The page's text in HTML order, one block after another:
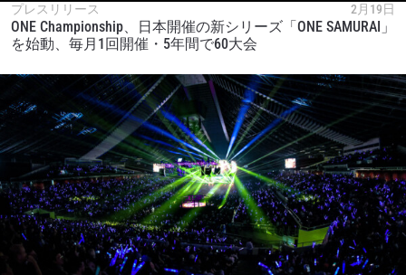
プレスリリース 2月19日
ONE Championship、日本開催の新シリーズ「ONE SAMURAI」
を始動、毎月1回開催・5年間で60大会